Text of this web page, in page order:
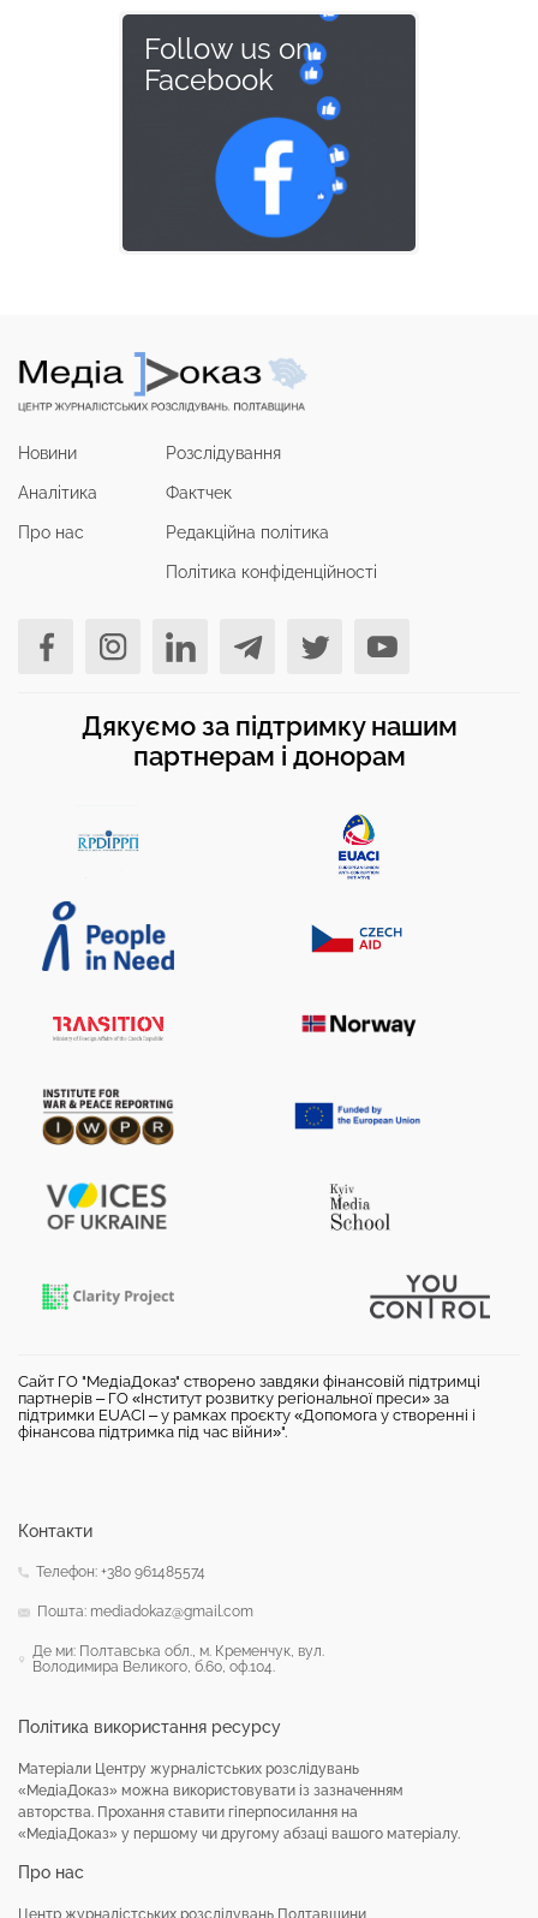
Follow us on
Facebook
Новини
Аналітика
Про нас
Розслідування
Фактчек
Редакційна політика
Політика конфіденційності
Дякуємо за підтримку нашим
партнерам і донорам
Сайт ГО "МедіаДоказ" створено завдяки фінансовій підтримці
партнерів – ГО «Інститут розвитку регіональної преси» за
підтримки EUACI – у рамках проєкту «Допомога у створенні і
фінансова підтримка під час війни»".
Про нас
Центр журналістських розслідувань Полтавщини
Політика використання ресурсу
Матеріали Центру журналістських розслідувань
«МедіаДоказ» можна використовувати із зазначенням
авторства. Прохання ставити гіперпосилання на
«МедіаДоказ» у першому чи другому абзаці вашого матеріалу.
Контакти
Телефон: +380 961485574
Пошта: mediadokaz@gmail.com
Де ми: Полтавська обл., м. Кременчук, вул.
Володимира Великого, б.60, оф.104.